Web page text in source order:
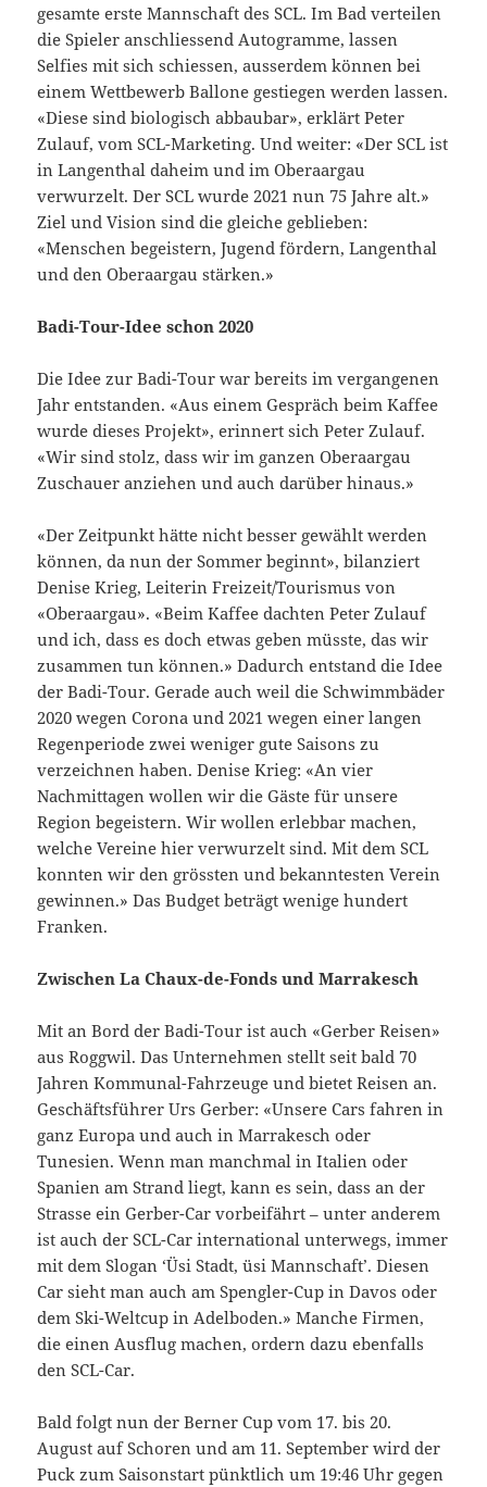
gesamte erste Mannschaft des SCL. Im Bad verteilen
die Spieler anschliessend Autogramme, lassen
Selfies mit sich schiessen, ausserdem können bei
einem Wettbewerb Ballone gestiegen werden lassen.
«Diese sind biologisch abbaubar», erklärt Peter
Zulauf, vom SCL-Marketing. Und weiter: «Der SCL ist
in Langenthal daheim und im Oberaargau
verwurzelt. Der SCL wurde 2021 nun 75 Jahre alt.»
Ziel und Vision sind die gleiche geblieben:
«Menschen begeistern, Jugend fördern, Langenthal
und den Oberaargau stärken.»
Badi-Tour-Idee schon 2020
Die Idee zur Badi-Tour war bereits im vergangenen
Jahr entstanden. «Aus einem Gespräch beim Kaffee
wurde dieses Projekt», erinnert sich Peter Zulauf.
«Wir sind stolz, dass wir im ganzen Oberaargau
Zuschauer anziehen und auch darüber hinaus.»
«Der Zeitpunkt hätte nicht besser gewählt werden
können, da nun der Sommer beginnt», bilanziert
Denise Krieg, Leiterin Freizeit/Tourismus von
«Oberaargau». «Beim Kaffee dachten Peter Zulauf
und ich, dass es doch etwas geben müsste, das wir
zusammen tun können.» Dadurch entstand die Idee
der Badi-Tour. Gerade auch weil die Schwimmbäder
2020 wegen Corona und 2021 wegen einer langen
Regenperiode zwei weniger gute Saisons zu
verzeichnen haben. Denise Krieg: «An vier
Nachmittagen wollen wir die Gäste für unsere
Region begeistern. Wir wollen erlebbar machen,
welche Vereine hier verwurzelt sind. Mit dem SCL
konnten wir den grössten und bekanntesten Verein
gewinnen.» Das Budget beträgt wenige hundert
Franken.
Zwischen La Chaux-de-Fonds und Marrakesch
Mit an Bord der Badi-Tour ist auch «Gerber Reisen»
aus Roggwil. Das Unternehmen stellt seit bald 70
Jahren Kommunal-Fahrzeuge und bietet Reisen an.
Geschäftsführer Urs Gerber: «Unsere Cars fahren in
ganz Europa und auch in Marrakesch oder
Tunesien. Wenn man manchmal in Italien oder
Spanien am Strand liegt, kann es sein, dass an der
Strasse ein Gerber-Car vorbeifährt – unter anderem
ist auch der SCL-Car international unterwegs, immer
mit dem Slogan ‘Üsi Stadt, üsi Mannschaft’. Diesen
Car sieht man auch am Spengler-Cup in Davos oder
dem Ski-Weltcup in Adelboden.» Manche Firmen,
die einen Ausflug machen, ordern dazu ebenfalls
den SCL-Car.
Bald folgt nun der Berner Cup vom 17. bis 20.
August auf Schoren und am 11. September wird der
Puck zum Saisonstart pünktlich um 19:46 Uhr gegen